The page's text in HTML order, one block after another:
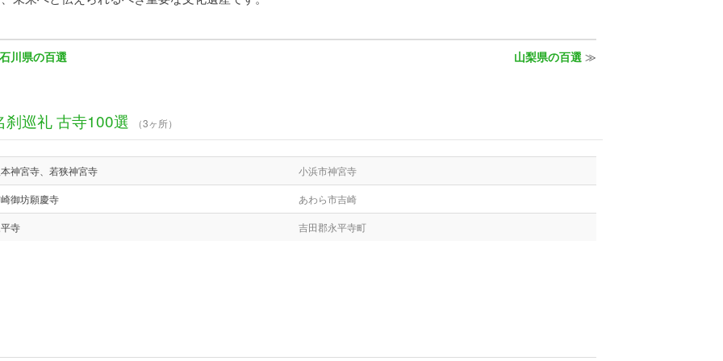
川県の百選 山梨県の百選≫
刹巡礼 古寺100選 （3ヶ所）
神宮寺、若狭神宮寺 小浜市神宮寺
御坊願慶寺 あわら市吉崎
寺 吉田郡永平寺町